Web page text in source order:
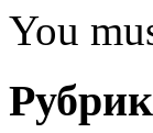
You